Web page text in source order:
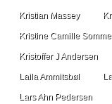
Kristian Massey
Kristine Camille
Kristoffer J Andersen
Laila Ammitsbøl
Lars Ahn Pedersen